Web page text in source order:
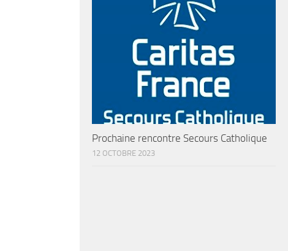
Prochaine rencontre Secours Catholique
12 OCTOBRE 2023